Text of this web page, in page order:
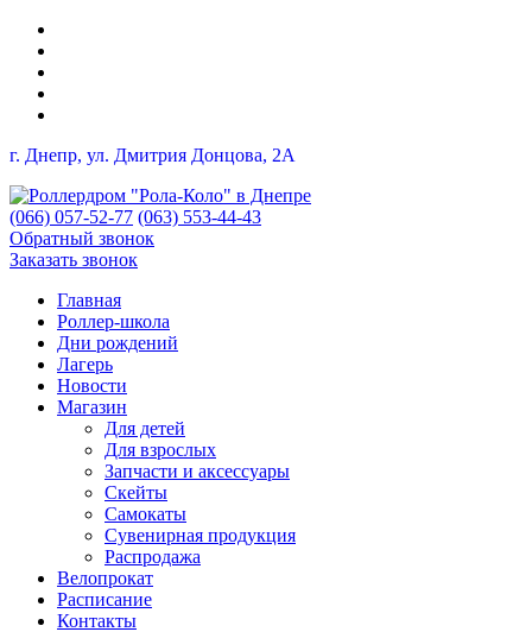
г. Днепр, ул. Дмитрия Донцова, 2A
(066) 057-52-77 (063) 553-44-43
Обратный звонок
Заказать звонок
Главная
Роллер-школа
Дни рождений
Лагерь
Новости
Магазин
Для детей
Для взрослых
Запчасти и аксессуары
Скейты
Самокаты
Сувенирная продукция
Распродажа
Велопрокат
Расписание
Контакты